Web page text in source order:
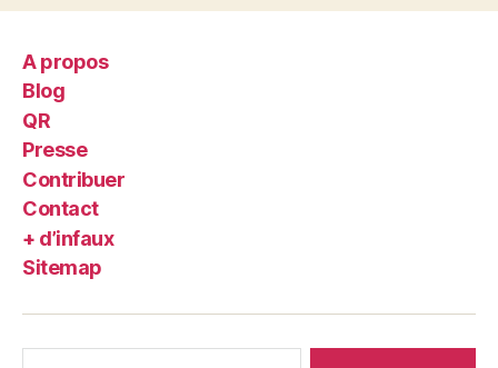
A propos
Blog
QR
Presse
Contribuer
Contact
+ d’infaux
Sitemap